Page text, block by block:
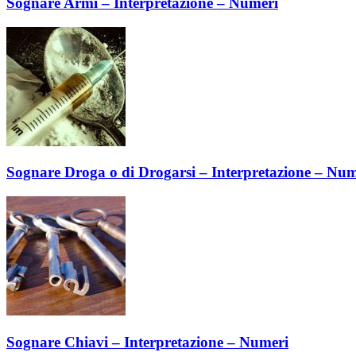
Sognare Droga o di Drogarsi – Interpretazione –
Sognare Chiavi – Interpretazione – Numeri